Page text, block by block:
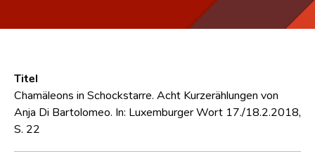
Forschungsgruppe
Kontakt
Titel
Chamäleons in Schockstarre. Acht Kurzerählungen von
Anja Di Bartolomeo. In: Luxemburger Wort 17./18.2.2018,
S. 22